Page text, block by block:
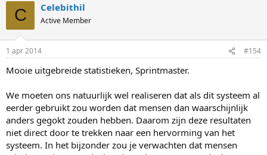
s
C Celebithil
Active Member
1 apr 2014 #154
Mooie uitgebreide statistieken, Sprintmaster.
We moeten ons natuurlijk wel realiseren dat als dit systeem al
eerder gebruikt zou worden dat mensen dan waarschijnlijk
anders gegokt zouden hebben. Daarom zijn deze resultaten
niet direct door te trekken naar een hervorming van het
systeem. In het bijzonder zou je verwachten dat mensen